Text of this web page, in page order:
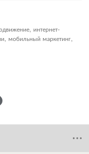
интернет-
мобильный маркетинг,